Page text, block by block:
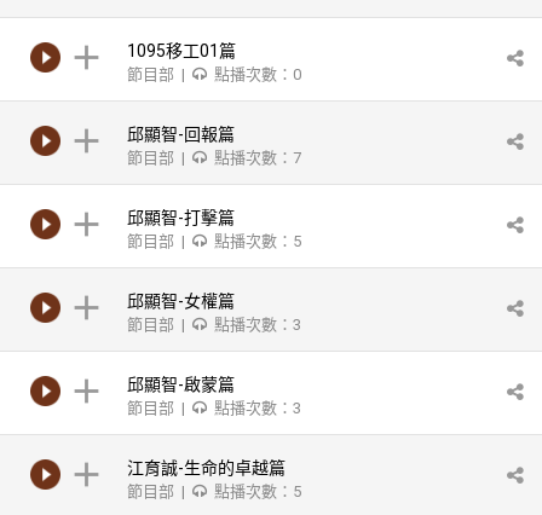
1095移工01篇
節目部 | 點播次數：0
邱顯智-回報篇
節目部 | 點播次數：7
邱顯智-打擊篇
節目部 | 點播次數：5
邱顯智-女權篇
節目部 | 點播次數：3
邱顯智-啟蒙篇
節目部 | 點播次數：3
江育誠-生命的卓越篇
節目部 | 點播次數：5